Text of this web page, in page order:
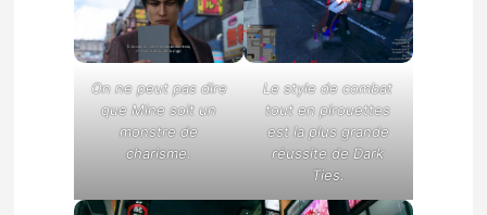
On ne peut pas dire
que Mine soit un
monstre de
charisme.
Le style de combat
tout en pirouettes
est la plus grande
réussite de Dark
Ties.